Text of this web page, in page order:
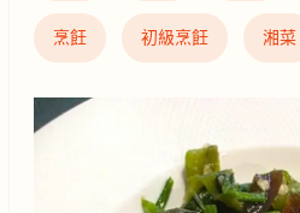
烹飪 初級烹飪 湘菜